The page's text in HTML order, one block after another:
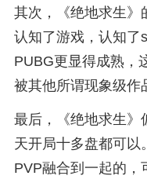
其次，《绝地求生》
认知了游戏，认知了
PUBG更显得成熟，
被其他所谓现象级作
最后，《绝地求生》
天开局十多盘都可以
PVP融合到一起的，